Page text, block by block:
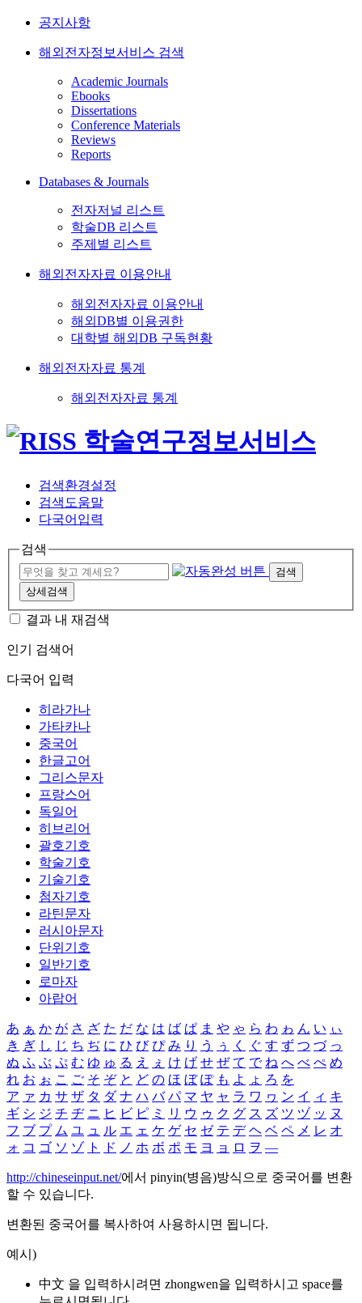
공지사항
해외전자정보서비스 검색
Academic Journals
Ebooks
Dissertations
Conference Materials
Reviews
Reports
Databases & Journals
전자저널 리스트
학술DB 리스트
주제별 리스트
해외전자자료 이용안내
해외전자자료 이용안내
해외DB별 이용권한
대학별 해외DB 구독현황
해외전자자료 통계
해외전자자료 통계
검색환경설정
검색도움말
다국어입력
검색
검색
상세검색
결과 내 재검색
인기 검색어
다국어 입력
히라가나
가타카나
중국어
한글고어
그리스문자
프랑스어
독일어
히브리어
괄호기호
학술기호
기술기호
첨자기호
라틴문자
러시아문자
단위기호
일반기호
로마자
아랍어
あ ぁ か が さ ざ た だ な は ば ぱ ま や ゃ ら わ ゎ ん い ぃ
き ぎ し じ ち ぢ に ひ び ぴ み り う ぅ く ぐ す ず つ づ っ
ぬ ふ ぶ ぷ む ゆ ゅ る え ぇ け げ せ ぜ て で ね へ べ ぺ め
れ お ぉ こ ご そ ぞ と ど の ほ ぼ ぽ も よ ょ ろ を
ア ァ カ サ ザ タ ダ ナ ハ バ パ マ ヤ ャ ラ ワ ヮ ン イ ィ キ
ギ シ ジ チ ヂ ニ ヒ ビ ピ ミ リ ウ ゥ ク グ ス ズ ツ ヅ ッ ヌ
フ ブ プ ム ユ ュ ル エ ェ ケ ゲ セ ゼ テ デ ヘ ベ ペ メ レ オ
ォ コ ゴ ソ ゾ ト ド ノ ホ ボ ポ モ ヨ ョ ロ ヲ ―
http://chineseinput.net/에서 pinyin(병음)방식으로 중국어를 변환
할 수 있습니다.
변환된 중국어를 복사하여 사용하시면 됩니다.
예시)
中文 을 입력하시려면 zhongwen을 입력하시고 space를